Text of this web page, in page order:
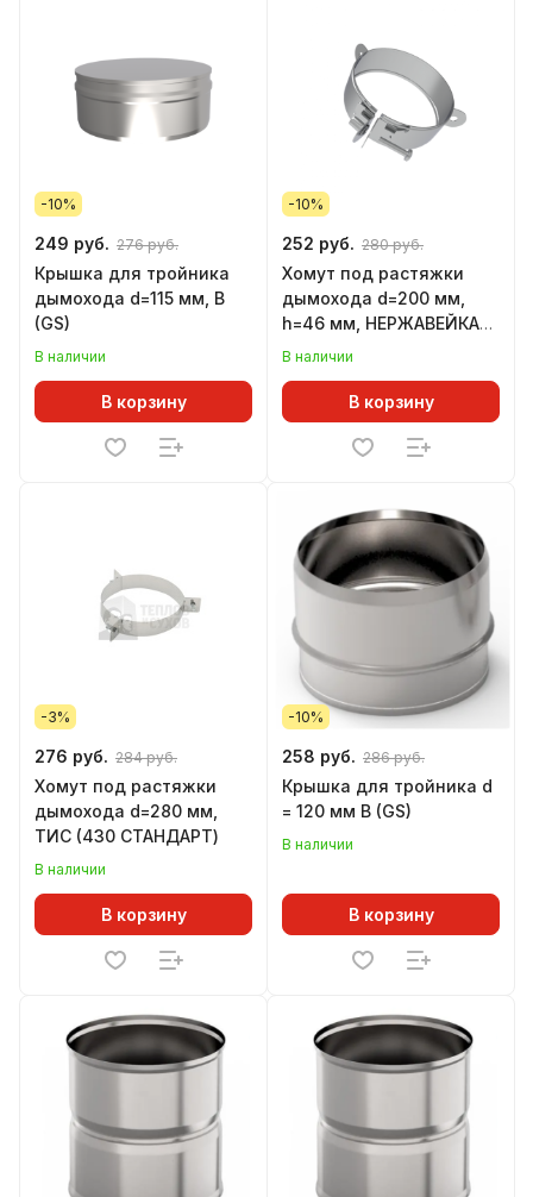
-10%
249 руб. 276 руб.
Крышка для тройника
дымохода d=115 мм, В
(GS)
В наличии
В корзину
-10%
252 руб. 280 руб.
Хомут под растяжки
дымохода d=200 мм,
h=46 мм, НЕРЖАВЕЙКА
(GS)
В наличии
В корзину
-3%
276 руб. 284 руб.
Хомут под растяжки
дымохода d=280 мм,
ТИС (430 СТАНДАРТ)
В наличии
В корзину
-10%
258 руб. 286 руб.
Крышка для тройника d
= 120 мм В (GS)
В наличии
В корзину